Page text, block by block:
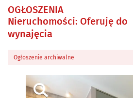
OGŁOSZENIA
Nieruchomości: Oferuję do
wynajęcia
Ogłoszenie archiwalne